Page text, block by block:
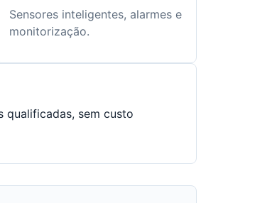
Sensores inteligentes, alarmes e
monitorização.
qualificadas, sem custo